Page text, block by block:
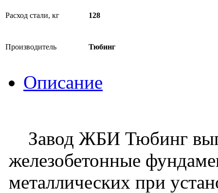
Расход стали, кг 128
Производитель Тюбинг
Описание
Завод ЖБИ Тюбинг
железобетонные
металлических при